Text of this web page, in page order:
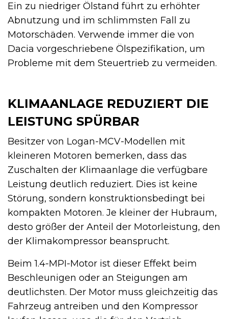
Ein zu niedriger Ölstand führt zu erhöhter
Abnutzung und im schlimmsten Fall zu
Motorschäden. Verwende immer die von
Dacia vorgeschriebene Ölspezifikation, um
Probleme mit dem Steuertrieb zu vermeiden.
KLIMAANLAGE REDUZIERT DIE
LEISTUNG SPÜRBAR
Besitzer von Logan-MCV-Modellen mit
kleineren Motoren bemerken, dass das
Zuschalten der Klimaanlage die verfügbare
Leistung deutlich reduziert. Dies ist keine
Störung, sondern konstruktionsbedingt bei
kompakten Motoren. Je kleiner der Hubraum,
desto größer der Anteil der Motorleistung, den
der Klimakompressor beansprucht.
Beim 1.4-MPI-Motor ist dieser Effekt beim
Beschleunigen oder an Steigungen am
deutlichsten. Der Motor muss gleichzeitig das
Fahrzeug antreiben und den Kompressor